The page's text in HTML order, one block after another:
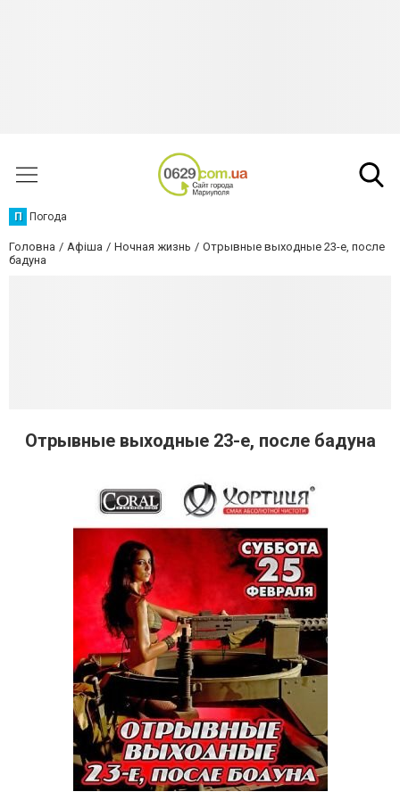
П Погода
Головна Афіша Ночная жизнь
Отрывные выходные 23-е, после
бадуна
Отрывные выходные 23-е, после бадуна